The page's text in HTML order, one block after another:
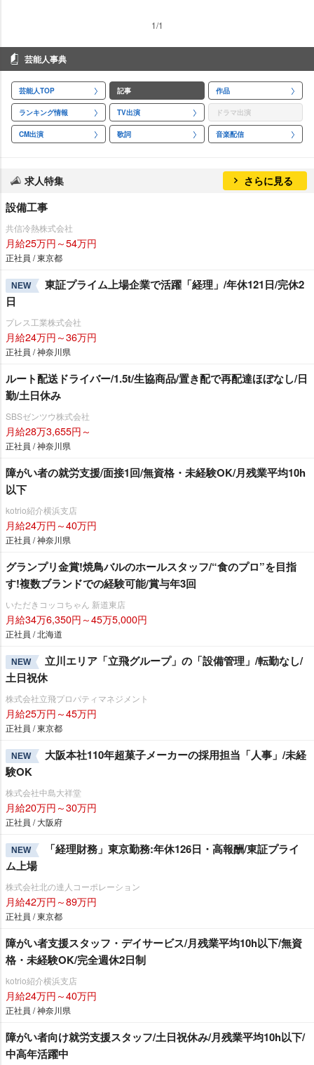
1/1
芸能人事典
芸能人TOP 記事 作品
ランキング情報 TV出演 ドラマ出演
CM出演 歌詞 音楽配信
求人特集 さらに見る
設備工事
共信冷熱株式会社
月給25万円～54万円
正社員 / 東京都
NEW
東証プライム上場企業で活躍「経理」/年休121日/完休2
日
プレス工業株式会社
月給24万円～36万円
正社員 / 神奈川県
ルート配送ドライバー/1.5t/生協商品/置き配で再配達ほぼなし/日
勤/土日休み
SBSゼンツウ株式会社
月給28万3,655円～
正社員 / 神奈川県
障がい者の就労支援/面接1回/無資格・未経験OK/月残業平均10h
以下
kotrio紹介横浜支店
月給24万円～40万円
正社員 / 神奈川県
グランプリ金賞!焼鳥バルのホールスタッフ/“食のプロ”を目指
す!複数ブランドでの経験可能/賞与年3回
いただきコッコちゃん 新道東店
月給34万6,350円～45万5,000円
正社員 / 北海道
NEW
立川エリア「立飛グループ」の「設備管理」/転勤なし/
土日祝休
株式会社立飛プロパティマネジメント
月給25万円～45万円
正社員 / 東京都
NEW
大阪本社110年超菓子メーカーの採用担当「人事」/未経
験OK
株式会社中島大祥堂
月給20万円～30万円
正社員 / 大阪府
NEW
「経理財務」東京勤務:年休126日・高報酬/東証プライ
ム上場
株式会社北の達人コーポレーション
月給42万円～89万円
正社員 / 東京都
障がい者支援スタッフ・デイサービス/月残業平均10h以下/無資
格・未経験OK/完全週休2日制
kotrio紹介横浜支店
月給24万円～40万円
正社員 / 神奈川県
障がい者向け就労支援スタッフ/土日祝休み/月残業平均10h以下/
中高年活躍中